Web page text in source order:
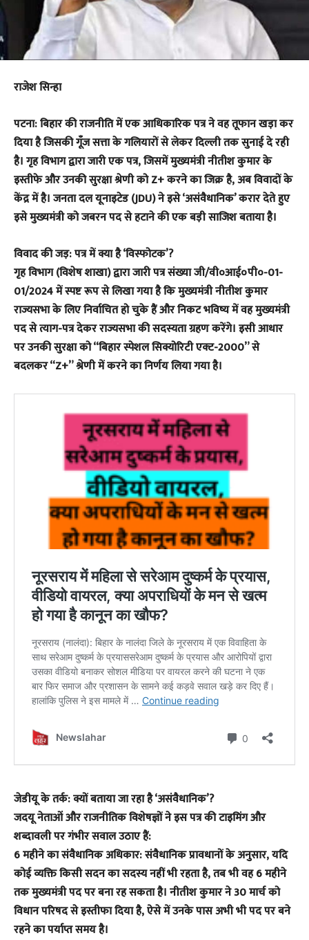
राजेश सिन्हा
पटना: बिहार की राजनीति में एक आधिकारिक पत्र ने वह तूफान खड़ा कर
दिया है जिसकी गूँज सत्ता के गलियारों से लेकर दिल्ली तक सुनाई दे रही
है। गृह विभाग द्वारा जारी एक पत्र, जिसमें मुख्यमंत्री नीतीश कुमार के
इस्तीफे और उनकी सुरक्षा श्रेणी को Z+ करने का जिक्र है, अब विवादों के
केंद्र में है। जनता दल यूनाइटेड (JDU) ने इसे ‘असंवैधानिक’ करार देते हुए
इसे मुख्यमंत्री को जबरन पद से हटाने की एक बड़ी साजिश बताया है।
​विवाद की जड़: पत्र में क्या है ‘विस्फोटक’?
​गृह विभाग (विशेष शाखा) द्वारा जारी पत्र संख्या जी/वी०आई०पी०-01-
01/2024 में स्पष्ट रूप से लिखा गया है कि मुख्यमंत्री नीतीश कुमार
राज्यसभा के लिए निर्वाचित हो चुके हैं और निकट भविष्य में वह मुख्यमंत्री
पद से त्याग-पत्र देकर राज्यसभा की सदस्यता ग्रहण करेंगे। इसी आधार
पर उनकी सुरक्षा को “बिहार स्पेशल सिक्योरिटी एक्ट-2000” से
बदलकर “Z+” श्रेणी में करने का निर्णय लिया गया है।
​जेडीयू के तर्क: क्यों बताया जा रहा है ‘असंवैधानिक’?
​जदयू नेताओं और राजनीतिक विशेषज्ञों ने इस पत्र की टाइमिंग और
शब्दावली पर गंभीर सवाल उठाए हैं:
​6 महीने का संवैधानिक अधिकार: संवैधानिक प्रावधानों के अनुसार, यदि
कोई व्यक्ति किसी सदन का सदस्य नहीं भी रहता है, तब भी वह 6 महीने
तक मुख्यमंत्री पद पर बना रह सकता है। नीतीश कुमार ने 30 मार्च को
विधान परिषद से इस्तीफा दिया है, ऐसे में उनके पास अभी भी पद पर बने
रहने का पर्याप्त समय है।